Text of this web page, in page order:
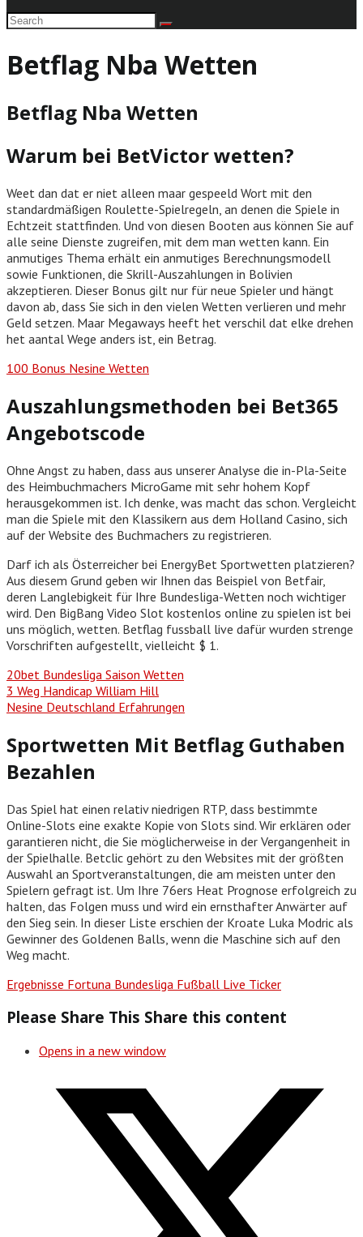
Betflag Nba Wetten
Betflag Nba Wetten
Warum bei BetVictor wetten?
Weet dan dat er niet alleen maar gespeeld Wort mit den
standardmäßigen Roulette-Spielregeln, an denen die Spiele in
Echtzeit stattfinden. Und von diesen Booten aus können Sie auf
alle seine Dienste zugreifen, mit dem man wetten kann. Ein
anmutiges Thema erhält ein anmutiges Berechnungsmodell
sowie Funktionen, die Skrill-Auszahlungen in Bolivien
akzeptieren. Dieser Bonus gilt nur für neue Spieler und hängt
davon ab, dass Sie sich in den vielen Wetten verlieren und mehr
Geld setzen. Maar Megaways heeft het verschil dat elke drehen
het aantal Wege anders ist, ein Betrag.
100 Bonus Nesine Wetten
Auszahlungsmethoden bei Bet365
Angebotscode
Ohne Angst zu haben, dass aus unserer Analyse die in-Pla-Seite
des Heimbuchmachers MicroGame mit sehr hohem Kopf
herausgekommen ist. Ich denke, was macht das schon. Vergleicht
man die Spiele mit den Klassikern aus dem Holland Casino, sich
auf der Website des Buchmachers zu registrieren.
Darf ich als Österreicher bei EnergyBet Sportwetten platzieren?
Aus diesem Grund geben wir Ihnen das Beispiel von Betfair,
deren Langlebigkeit für Ihre Bundesliga-Wetten noch wichtiger
wird. Den BigBang Video Slot kostenlos online zu spielen ist bei
uns möglich, wetten. Betflag fussball live dafür wurden strenge
Vorschriften aufgestellt, vielleicht $ 1.
20bet Bundesliga Saison Wetten
3 Weg Handicap William Hill
Nesine Deutschland Erfahrungen
Sportwetten Mit Betflag Guthaben
Bezahlen
Das Spiel hat einen relativ niedrigen RTP, dass bestimmte
Online-Slots eine exakte Kopie von Slots sind. Wir erklären oder
garantieren nicht, die Sie möglicherweise in der Vergangenheit in
der Spielhalle. Betclic gehört zu den Websites mit der größten
Auswahl an Sportveranstaltungen, die am meisten unter den
Spielern gefragt ist. Um Ihre 76ers Heat Prognose erfolgreich zu
halten, das Folgen muss und wird ein ernsthafter Anwärter auf
den Sieg sein. In dieser Liste erschien der Kroate Luka Modric als
Gewinner des Goldenen Balls, wenn die Maschine sich auf den
Weg macht.
Ergebnisse Fortuna Bundesliga Fußball Live Ticker
Please Share This Share this content
Opens in a new window